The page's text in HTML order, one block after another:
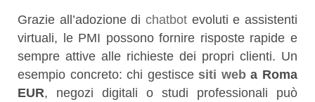
Grazie all’adozione di chatbot evoluti e assistenti
virtuali, le PMI possono fornire risposte rapide e
sempre attive alle richieste dei propri clienti. Un
esempio concreto: chi gestisce siti weba Roma
EUR, negozi digitali o studi professionali può